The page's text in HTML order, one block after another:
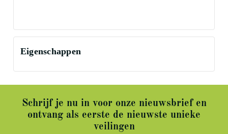
Eigenschappen
Schrijf je nu in voor onze nieuwsbrief en
ontvang als eerste de nieuwste unieke
veilingen